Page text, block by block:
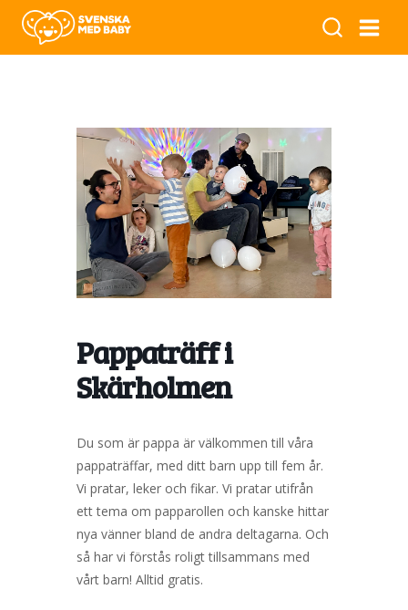
Pappaträff i
Skärholmen
Du som är pappa är välkommen till våra
pappaträffar, med ditt barn upp till fem år.
Vi pratar, leker och fikar. Vi pratar utifrån
ett tema om papparollen och kanske hittar
nya vänner bland de andra deltagarna. Och
så har vi förstås roligt tillsammans med
vårt barn! Alltid gratis.